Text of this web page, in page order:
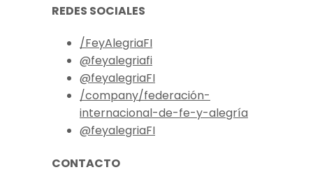
REDES SOCIALES
/FeyAlegriaFI
@feyalegriafi
@feyalegriaFI
/company/federación-
internacional-de-fe-y-alegría
@feyalegriaFI
CONTACTO